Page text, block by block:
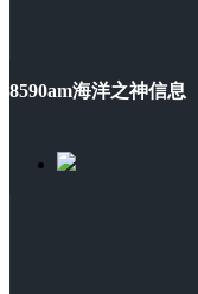
8590am海洋之神信息